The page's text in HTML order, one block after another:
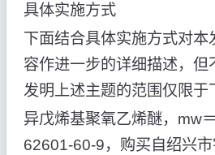
具体实施方式
下面结合具体实施方式对本
容作进一步的详细描述，但
发明上述主题的范围仅限于
异戊烯基聚氧乙烯醚，mw
62601-60-9，购买自绍兴